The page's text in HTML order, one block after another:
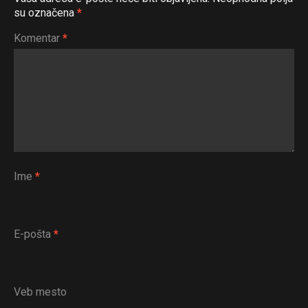
su označena *
Komentar *
Ime *
E-pošta *
Veb mesto